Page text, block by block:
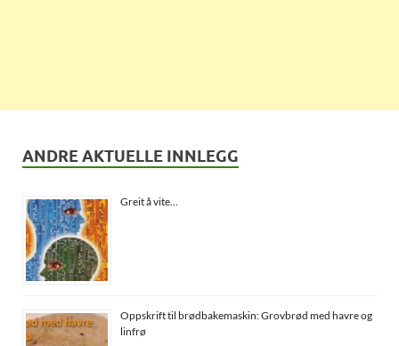
ANDRE AKTUELLE INNLEGG
Greit å vite…
Oppskrift til brødbakemaskin: Grovbrød med havre og
linfrø